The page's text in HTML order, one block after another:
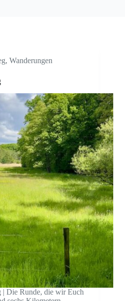
, Wanderungen
| Die Runde, die wir Euch